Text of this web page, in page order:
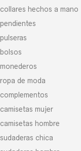
collares hechos a mano
pendientes
pulseras
bolsos
monederos
ropa de moda
complementos
camisetas mujer
camisetas hombre
sudaderas chica